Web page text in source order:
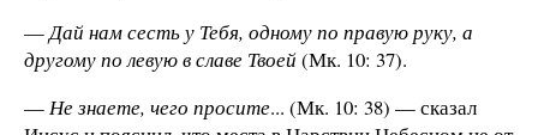
—Дай нам сесть у Тебя, одному по правую руку, а
другому по левую в славе Твоей(Мк. 10: 37).
—Не знаете, чего просите... (Мк. 10: 38) — сказал